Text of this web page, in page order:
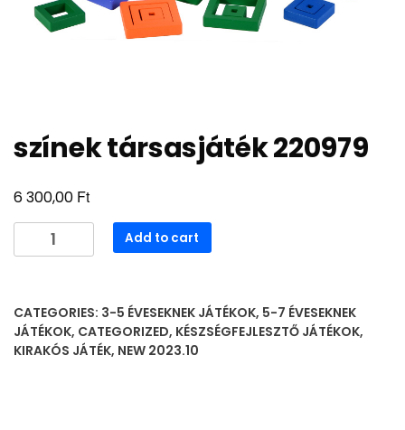
színek társasjáték 220979
6 300,00 Ft
színek
társasjáték
Add to cart
CATEGORIES: 3-5 ÉVESEKNEK JÁTÉKOK, 5-7 ÉVESEKNEK
JÁTÉKOK, CATEGORIZED, KÉSZSÉGFEJLESZTŐ JÁTÉKOK,
KIRAKÓS JÁTÉK, NEW 2023.10